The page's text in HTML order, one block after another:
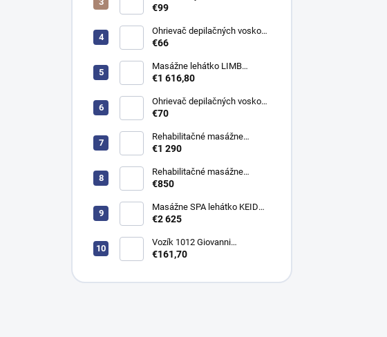
stolička
€99
Ohrievač depilačných voskov
Satin WKE024
€66
Masážne lehátko LIMB
Azzurro 815B elektrické
€1 616,80
Ohrievač depilačných voskov
Silky WKE023
€70
Rehabilitačné masážne
ležadlo JSR H hydraulické
€1 290
Rehabilitačné masážne
ležadlo KSR 2 manuálne
€850
Masážne SPA lehátko KEID
WARM s vyhrievaním
€2 625
Vozík 1012 Giovanni
kozmetický stolík
€161,70